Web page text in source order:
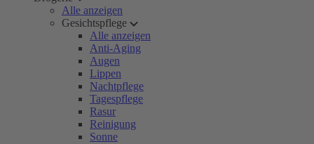
Alle anzeigen
Gesichtspflege
Alle anzeigen
Anti-Aging
Augen
Lippen
Nachtpflege
Tagespflege
Rasur
Reinigung
Sonne